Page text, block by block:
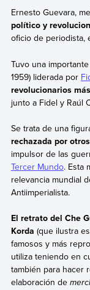
Ernesto Guevara,
político y
oficio de periodista,
Tuvo una
1959) liderada por
revolucionarios
junto a Fidel y Raúl
Se trata de una
rechazada por otros
impulsor de las
Tercer Mundo. Esta
relevancia mundial
Antiimperialista.
El retrato del Che
Korda (que ilustra
famosos y más
utiliza teniendo en
también para hacer
elaboración de